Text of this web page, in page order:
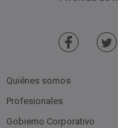
Quiénes somos
Profesionales
Gobierno Corporativo